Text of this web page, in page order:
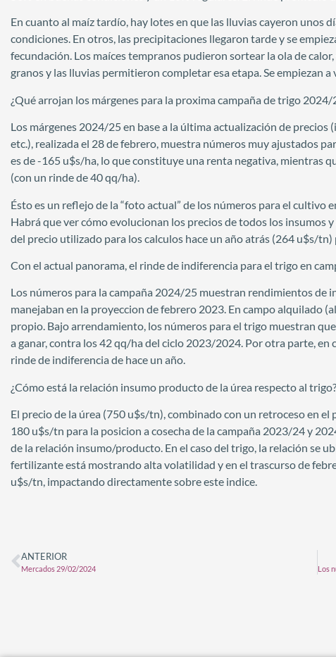
En cuanto al maíz tardío, hay lotes en que las lluvias cayeron unos
condiciones. En otros, las precipitaciones llegaron tarde y se
fecundación. Los maíces tempranos pudieron sortear la ola de
granos y las lluvias permitieron completar esa etapa. Se empiezan
¿Qué arrojan los márgenes para la proxima campaña de trigo 2024/
Los márgenes 2024/25 en base a la última actualización de
etc.), realizada el 28 de febrero, muestra números muy ajustados
es de -165 u$s/ha, lo que constituye una renta negativa, mientras
(con un rinde de 40 qq/ha).
Ésto es un reflejo de la “foto actual” de los números para el
Habrá que ver cómo evolucionan los precios de todos los insumos
del precio utilizado para los calculos hace un año atrás (264 u$s/tn)
Con el actual panorama, el rinde de indiferencia para el trigo en
Los números para la campaña 2024/25 muestran rendimientos de
manejaban en la proyeccion de febrero 2023. En campo alquilado
propio. Bajo arrendamiento, los números para el trigo muestran
a ganar, contra los 42 qq/ha del ciclo 2023/2024. Por otra parte,
rinde de indiferencia de hace un año.
¿Cómo está la relación insumo producto de la úrea respecto al trigo?
El precio de la úrea (750 u$s/tn), combinado con un retroceso en
180 u$s/tn para la posicion a cosecha de la campaña 2023/24 y
de la relación insumo/producto. En el caso del trigo, la relación se
fertilizante está mostrando alta volatilidad y en el trascurso de
u$s/tn, impactando directamente sobre este indice.
ANTERIOR
Mercados 29/02/2024